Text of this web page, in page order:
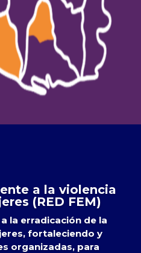
a la violencia
(RED FEM)
la erradicación de la
fortaleciendo y
organizadas, para